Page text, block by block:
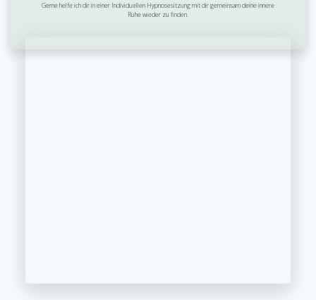
Gerne helfe ich dir in einer Individuellen Hypnosesitzung mit dir gemeinsam deine innere
Ruhe wieder zu finden.